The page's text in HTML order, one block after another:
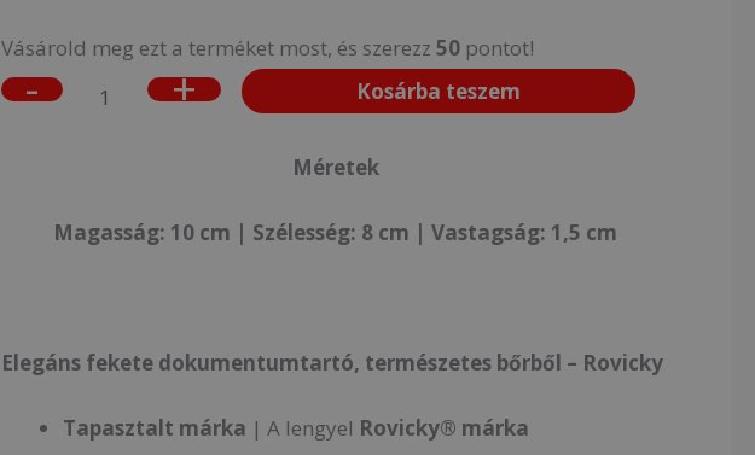
Vásárold meg ezt a terméket most, és szerezz50 pontot!
-
BLACK
+ Kosárba teszem
Méretek
Magasság: 10 cm | Szélesség: 8 cm | Vastagság: 1,5 cm
Elegáns fekete dokumentumtartó, természetes bőrből – Rovicky
Tapasztalt márka | A lengyel Rovicky® márka